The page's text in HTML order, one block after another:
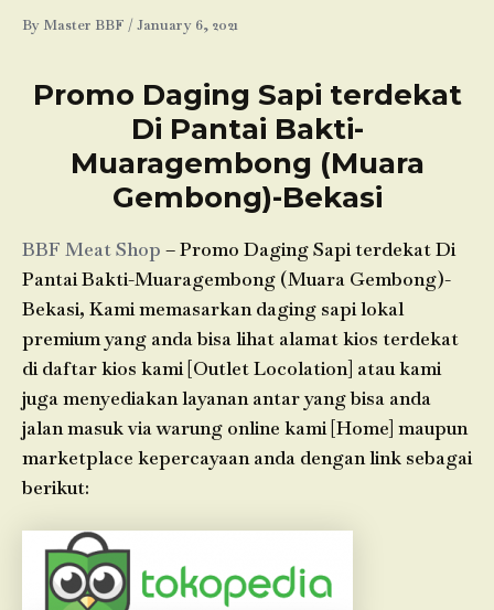
By Master BBF /January 6, 2021
Promo Daging Sapi terdekat
Di Pantai Bakti-
Muaragembong (Muara
Gembong)-Bekasi
BBF Meat Shop – Promo Daging Sapi terdekat Di
Pantai Bakti-Muaragembong (Muara Gembong)-
Bekasi, Kami memasarkan daging sapi lokal
premium yang anda bisa lihat alamat kios terdekat
di daftar kios kami [Outlet Locolation] atau kami
juga menyediakan layanan antar yang bisa anda
jalan masuk via warung online kami [Home] maupun
marketplace kepercayaan anda dengan link sebagai
berikut: